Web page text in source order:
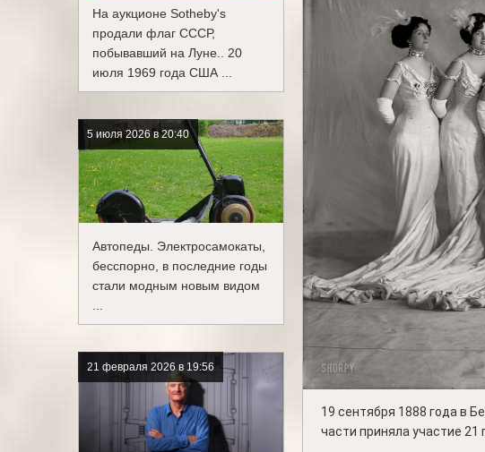
На аукционе Sotheby's
продали флаг СССР,
побывавший на Луне.. 20
июля 1969 года США ...
5 июля 2026 в 20:40
Автопеды. Электросамокаты,
бесспорно, в последние годы
стали модным новым видом
21 февраля 2026 в 19:56
19 сентября 1888 года в
части приняла участие 21